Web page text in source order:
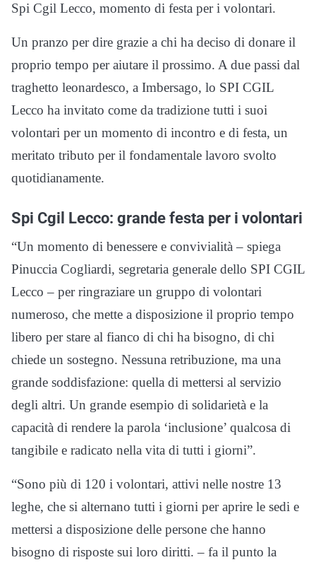
Spi Cgil Lecco, momento di festa per i volontari.
Un pranzo per dire grazie a chi ha deciso di donare il
proprio tempo per aiutare il prossimo. A due passi dal
traghetto leonardesco, a Imbersago, lo SPI CGIL
Lecco ha invitato come da tradizione tutti i suoi
volontari per un momento di incontro e di festa, un
meritato tributo per il fondamentale lavoro svolto
quotidianamente.
Spi Cgil Lecco: grande festa per i volontari
“Un momento di benessere e convivialità – spiega
Pinuccia Cogliardi, segretaria generale dello SPI CGIL
Lecco – per ringraziare un gruppo di volontari
numeroso, che mette a disposizione il proprio tempo
libero per stare al fianco di chi ha bisogno, di chi
chiede un sostegno. Nessuna retribuzione, ma una
grande soddisfazione: quella di mettersi al servizio
degli altri. Un grande esempio di solidarietà e la
capacità di rendere la parola ‘inclusione’ qualcosa di
tangibile e radicato nella vita di tutti i giorni”.
“Sono più di 120 i volontari, attivi nelle nostre 13
leghe, che si alternano tutti i giorni per aprire le sedi e
mettersi a disposizione delle persone che hanno
bisogno di risposte sui loro diritti. – fa il punto la